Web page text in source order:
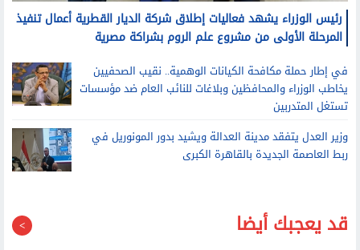
رئيس الوزراء يشهد فعاليات إطلاق شركة الديار القطرية أعمال تنفيذ
المرحلة الأولى من مشروع علم الروم بشراكة مصرية
في إطار حملة مكافحة الكيانات الوهمية.. نقيب الصحفيين
يخاطب الوزراء والمحافظين وبلاغات للنائب العام ضد مؤسسات
تستغل المتدربين
وزير العدل يتفقد مدينة العدالة ويشيد بدور المونوريل في
ربط العاصمة الجديدة بالقاهرة الكبرى
قد يعجبك أيضا